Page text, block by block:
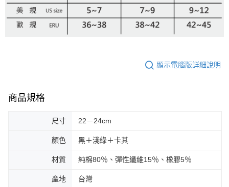
顯示電腦版詳細說明
商品規格
尺寸 22－24cm
顏色 黑＋淺綠＋卡其
材質 純棉80％、彈性纖維15％、橡膠5％
產地 台灣